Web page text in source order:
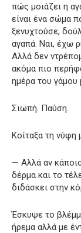
πώς μοιάζει η
είναι ένα σώμα
ξενυχτούσε,
αγαπά. Ναι, έχω
Αλλά δεν
ακόμα πιο
ημέρα του γάμου
Σιωπή. Παύση.
Κοίταξα τη νύφη
— Αλλά αν
δέρμα και το
διδάσκει στην
Έσκυψε το
ήρεμα αλλά με